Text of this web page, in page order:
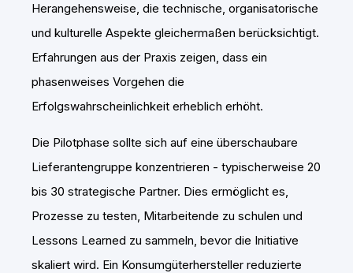
Herangehensweise, die technische, organisatorische
und kulturelle Aspekte gleichermaßen berücksichtigt.
Erfahrungen aus der Praxis zeigen, dass ein
phasenweises Vorgehen die
Erfolgswahrscheinlichkeit erheblich erhöht.
Die Pilotphase sollte sich auf eine überschaubare
Lieferantengruppe konzentrieren - typischerweise 20
bis 30 strategische Partner. Dies ermöglicht es,
Prozesse zu testen, Mitarbeitende zu schulen und
Lessons Learned zu sammeln, bevor die Initiative
skaliert wird. Ein Konsumgüterhersteller reduzierte